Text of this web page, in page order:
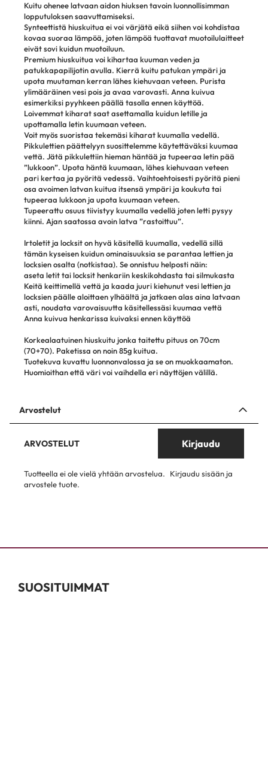
Kuitu ohenee latvaan aidon hiuksen tavoin luonnollisimman
lopputuloksen saavuttamiseksi.
Synteettistä hiuskuitua ei voi värjätä eikä siihen voi kohdistaa
kovaa suoraa lämpöä, joten lämpöä tuottavat muotoilulaitteet
eivät sovi kuidun muotoiluun.
Premium hiuskuitua voi kihartaa kuuman veden ja
patukkapapilijotin avulla. Kierrä kuitu patukan ympäri ja
upota muutaman kerran lähes kiehuvaan veteen. Purista
ylimääräinen vesi pois ja avaa varovasti. Anna kuivua
esimerkiksi pyyhkeen päällä tasolla ennen käyttöä.
Loivemmat kiharat saat asettamalla kuidun letille ja
upottamalla letin kuumaan veteen.
Voit myös suoristaa tekemäsi kiharat kuumalla vedellä.
Pikkulettien päättelyyn suosittelemme käytettäväksi kuumaa
vettä. Jätä pikkulettiin hieman häntää ja tupeeraa letin pää
”lukkoon”. Upota häntä kuumaan, lähes kiehuvaan veteen
pari kertaa ja pyöritä vedessä. Vaihtoehtoisesti pyöritä pieni
osa avoimen latvan kuitua itsensä ympäri ja koukuta tai
tupeeraa lukkoon ja upota kuumaan veteen.
Tupeerattu osuus tiivistyy kuumalla vedellä joten letti pysyy
kiinni. Ajan saatossa avoin latva ”rastoittuu”.
Irtoletit ja locksit on hyvä käsitellä kuumalla, vedellä sillä
tämän kyseisen kuidun ominaisuuksia se parantaa lettien ja
locksien osalta (notkistaa). Se onnistuu helposti näin:
aseta letit tai locksit henkariin keskikohdasta tai silmukasta
Keitä keittimellä vettä ja kaada juuri kiehunut vesi lettien ja
locksien päälle aloittaen ylhäältä ja jatkaen alas aina latvaan
asti, noudata varovaisuutta käsitellessäsi kuumaa vettä
Anna kuivua henkarissa kuivaksi ennen käyttöä
Korkealaatuinen hiuskuitu jonka taitettu pituus on 70cm
(70+70). Paketissa on noin 85g kuitua.
Tuotekuva kuvattu luonnonvalossa ja se on muokkaamaton.
Huomioithan että väri voi vaihdella eri näyttöjen välillä.
Arvostelut
ARVOSTELUT Kirjaudu
Tuotteella ei ole vielä yhtään arvostelua.
Kirjaudu sisään ja
arvostele tuote.
SUOSITUIMMAT